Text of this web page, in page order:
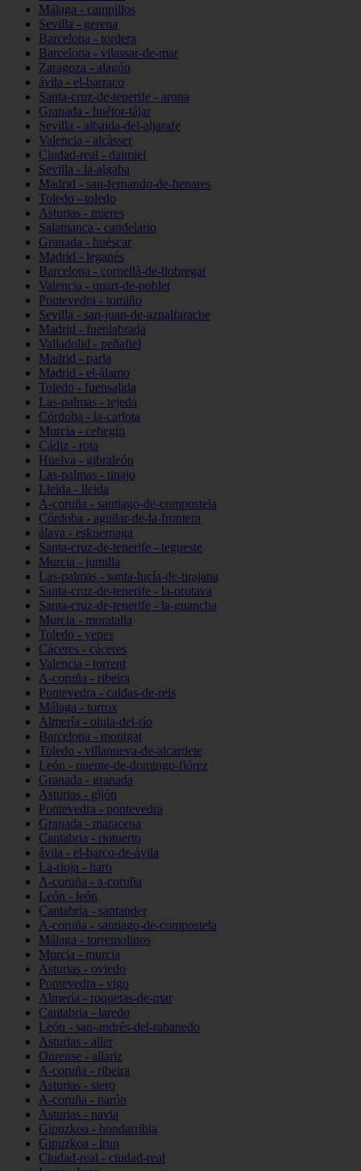
Málaga - campillos
Sevilla - gerena
Barcelona - tordera
Barcelona - vilassar-de-mar
Zaragoza - alagón
ávila - el-barraco
Santa-cruz-de-tenerife - arona
Granada - huétor-tájar
Sevilla - albaida-del-aljarafe
Valencia - alcàsser
Ciudad-real - daimiel
Sevilla - la-algaba
Madrid - san-fernando-de-henares
Toledo - toledo
Asturias - mieres
Salamanca - candelario
Granada - huéscar
Madrid - leganés
Barcelona - cornellà-de-llobregat
Valencia - quart-de-poblet
Pontevedra - tomiño
Sevilla - san-juan-de-aznalfarache
Madrid - fuenlabrada
Valladolid - peñafiel
Madrid - parla
Madrid - el-álamo
Toledo - fuensalida
Las-palmas - tejeda
Córdoba - la-carlota
Murcia - cehegín
Cádiz - rota
Huelva - gibraleón
Las-palmas - tinajo
Lleida - lleida
A-coruña - santiago-de-compostela
Córdoba - aguilar-de-la-frontera
álava - eskuernaga
Santa-cruz-de-tenerife - tegueste
Murcia - jumilla
Las-palmas - santa-lucía-de-tirajana
Santa-cruz-de-tenerife - la-orotava
Santa-cruz-de-tenerife - la-guancha
Murcia - moratalla
Toledo - yepes
Cáceres - cáceres
Valencia - torrent
A-coruña - ribeira
Pontevedra - caldas-de-reis
Málaga - torrox
Almería - olula-del-río
Barcelona - montgat
Toledo - villanueva-de-alcardete
León - puente-de-domingo-flórez
Granada - granada
Asturias - gijón
Pontevedra - pontevedra
Granada - maracena
Cantabria - riotuerto
ávila - el-barco-de-ávila
La-rioja - haro
A-coruña - a-coruña
León - león
Cantabria - santander
A-coruña - santiago-de-compostela
Málaga - torremolinos
Murcia - murcia
Asturias - oviedo
Pontevedra - vigo
Almería - roquetas-de-mar
Cantabria - laredo
León - san-andrés-del-rabanedo
Asturias - aller
Ourense - allariz
A-coruña - ribeira
Asturias - siero
A-coruña - narón
Asturias - navia
Gipuzkoa - hondarribia
Gipuzkoa - irun
Ciudad-real - ciudad-real